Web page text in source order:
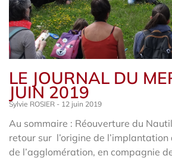
LE JOURNAL DU
JUIN 2019
Sylvie ROSIER 12 juin 2019
Au sommaire : Réouverture du
retour sur l’origine de
de l’agglomération, en compagnie